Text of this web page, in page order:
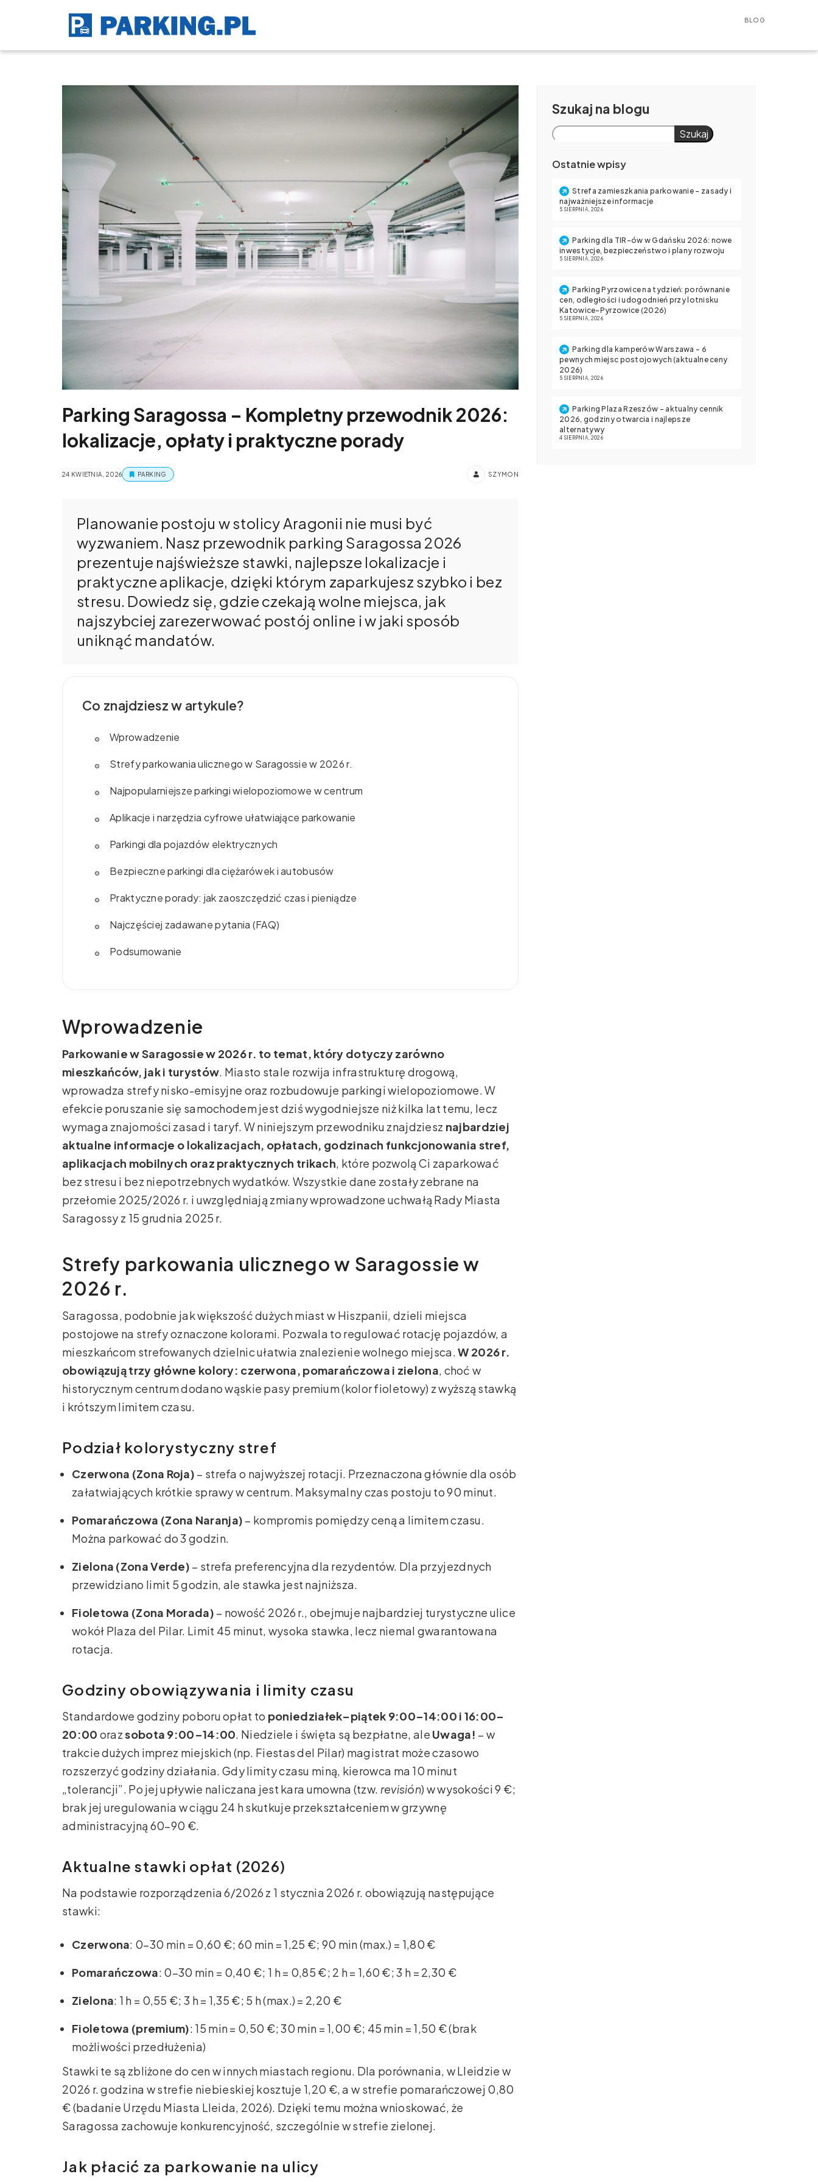
BLOG
Parking Saragossa – Kompletny przewodnik 2026:
lokalizacje, opłaty i praktyczne porady
24 KWIETNIA, 2026 PARKING SZYMON
Planowanie postoju w stolicy Aragonii nie musi być
wyzwaniem. Nasz przewodnik parking Saragossa 2026
prezentuje najświeższe stawki, najlepsze lokalizacje i
praktyczne aplikacje, dzięki którym zaparkujesz szybko i bez
stresu. Dowiedz się, gdzie czekają wolne miejsca, jak
najszybciej zarezerwować postój online i w jaki sposób
uniknąć mandatów.
Co znajdziesz w artykule?
Wprowadzenie
Strefy parkowania ulicznego w Saragossie w 2026 r.
Najpopularniejsze parkingi wielopoziomowe w centrum
Aplikacje i narzędzia cyfrowe ułatwiające parkowanie
Parkingi dla pojazdów elektrycznych
Bezpieczne parkingi dla ciężarówek i autobusów
Praktyczne porady: jak zaoszczędzić czas i pieniądze
Najczęściej zadawane pytania (FAQ)
Podsumowanie
Wprowadzenie
Parkowanie w Saragossie w 2026 r. to temat, który dotyczy zarówno
mieszkańców, jak i turystów. Miasto stale rozwija infrastrukturę drogową,
wprowadza strefy nisko-emisyjne oraz rozbudowuje parkingi wielopoziomowe. W
efekcie poruszanie się samochodem jest dziś wygodniejsze niż kilka lat temu, lecz
wymaga znajomości zasad i taryf. W niniejszym przewodniku znajdziesz najbardziej
aktualne informacje o lokalizacjach, opłatach, godzinach funkcjonowania stref,
aplikacjach mobilnych oraz praktycznych trikach, które pozwolą Ci zaparkować
bez stresu i bez niepotrzebnych wydatków. Wszystkie dane zostały zebrane na
przełomie 2025/2026 r. i uwzględniają zmiany wprowadzone uchwałą Rady Miasta
Saragossy z 15 grudnia 2025 r.
Strefy parkowania ulicznego w Saragossie w
2026 r.
Saragossa, podobnie jak większość dużych miast w Hiszpanii, dzieli miejsca
postojowe na strefy oznaczone kolorami. Pozwala to regulować rotację pojazdów, a
mieszkańcom strefowanych dzielnic ułatwia znalezienie wolnego miejsca.W 2026 r.
obowiązują trzy główne kolory: czerwona, pomarańczowa i zielona, choć w
historycznym centrum dodano wąskie pasy premium (kolor fioletowy) z wyższą stawką
i krótszym limitem czasu.
Podział kolorystyczny stref
Czerwona (Zona Roja) – strefa o najwyższej rotacji. Przeznaczona głównie dla osób
załatwiających krótkie sprawy w centrum. Maksymalny czas postoju to 90 minut.
Pomarańczowa (Zona Naranja) – kompromis pomiędzy ceną a limitem czasu.
Można parkować do 3 godzin.
Zielona (Zona Verde) – strefa preferencyjna dla rezydentów. Dla przyjezdnych
przewidziano limit 5 godzin, ale stawka jest najniższa.
Fioletowa (Zona Morada) – nowość 2026 r., obejmuje najbardziej turystyczne ulice
wokół Plaza del Pilar. Limit 45 minut, wysoka stawka, lecz niemal gwarantowana
rotacja.
Godziny obowiązywania i limity czasu
Standardowe godziny poboru opłat to poniedziałek–piątek 9:00–14:00 i 16:00–
20:00 orazsobota 9:00–14:00. Niedziele i święta są bezpłatne, ale Uwaga! – w
trakcie dużych imprez miejskich (np. Fiestas del Pilar) magistrat może czasowo
rozszerzyć godziny działania. Gdy limity czasu miną, kierowca ma 10 minut
„tolerancji”. Po jej upływie naliczana jest kara umowna (tzw. revisión) w wysokości 9 €;
brak jej uregulowania w ciągu 24 h skutkuje przekształceniem w grzywnę
administracyjną 60–90 €.
Aktualne stawki opłat (2026)
Na podstawie rozporządzenia 6/2026 z 1 stycznia 2026 r. obowiązują następujące
stawki:
Czerwona: 0–30 min = 0,60 €; 60 min = 1,25 €; 90 min (max.) = 1,80 €
Pomarańczowa: 0–30 min = 0,40 €; 1 h = 0,85 €; 2 h = 1,60 €; 3 h = 2,30 €
Zielona: 1 h = 0,55 €; 3 h = 1,35 €; 5 h (max.) = 2,20 €
Fioletowa (premium): 15 min = 0,50 €; 30 min = 1,00 €; 45 min = 1,50 € (brak
możliwości przedłużenia)
Stawki te są zbliżone do cen w innych miastach regionu. Dla porównania, w Lleidzie w
2026 r. godzina w strefie niebieskiej kosztuje 1,20 €, a w strefie pomarańczowej 0,80
€ (badanie Urzędu Miasta Lleida, 2026). Dzięki temu można wnioskować, że
Saragossa zachowuje konkurencyjność, szczególnie w strefie zielonej.
Jak płacić za parkowanie na ulicy
Szukaj
Szukaj
Ostatnie wpisy
Strefa zamieszkania parkowanie – zasady i
najważniejsze informacje
5 SIERPNIA, 2026
Parking dla TIR-ów w Gdańsku 2026: nowe
inwestycje, bezpieczeństwo i plany rozwoju
5 SIERPNIA, 2026
Parking Pyrzowice na tydzień: porównanie
cen, odległości i udogodnień przy lotnisku
Katowice-Pyrzowice (2026)
5 SIERPNIA, 2026
Parking dla kamperów Warszawa – 6
pewnych miejsc postojowych (aktualne ceny
2026)
5 SIERPNIA, 2026
Parking Plaza Rzeszów – aktualny cennik
2026, godziny otwarcia i najlepsze
alternatywy
4 SIERPNIA, 2026